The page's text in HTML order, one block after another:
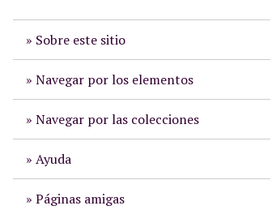
Sobre este sitio
Navegar por los elementos
Navegar por las colecciones
Ayuda
Páginas amigas